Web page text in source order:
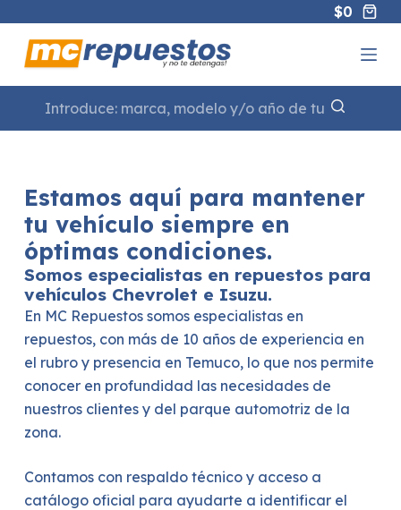
S
a
t
n
e
d
o
$0
Estamos aquí para mantener
tu vehículo siempre en
óptimas condiciones.
Somos especialistas en repuestos para
vehículos Chevrolet e Isuzu.
En MC Repuestos somos especialistas en
repuestos, con más de 10 años de experiencia en
el rubro y presencia en Temuco, lo que nos permite
conocer en profundidad las necesidades de
nuestros clientes y del parque automotriz de la
zona.
Contamos con respaldo técnico y acceso a
catálogo oficial para ayudarte a identificar el